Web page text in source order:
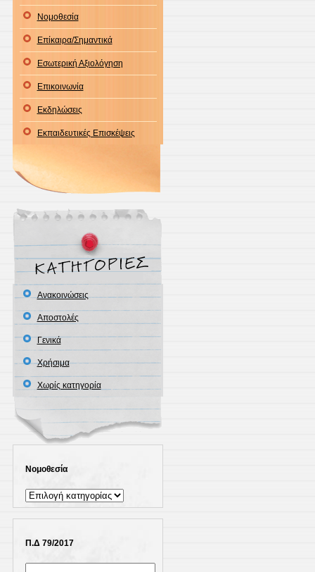
Νομοθεσία
Επίκαιρα/Σημαντικά
Εσωτερική Αξιολόγηση
Επικοινωνία
Εκδηλώσεις
Εκπαιδευτικές Επισκέψεις
Ανακοινώσεις
Αποστολές
Γενικά
Χρήσιμα
Χωρίς κατηγορία
Νομοθεσία
Νομοθεσία
Π.Δ 79/2017